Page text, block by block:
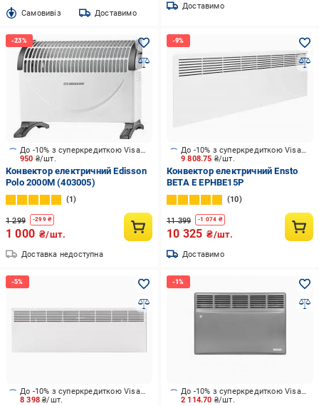
Cамовивіз Доставимо
Доставимо
950 ₴/шт.
До -10% з суперкредиткою Visa Вигода
Конвектор електричний Edisson
Polo 2000M (403005)
1
1 299 -299₴
1 000 ₴/шт.
Доставка недоступна
9 808.75 ₴/шт.
До -10% з суперкредиткою Visa Вигода
Конвектор електричний Ensto
BETA Е EPHBE15P
10
11 399 -1 074 ₴
10 325 ₴/шт.
Доставимо
8 398₴/шт.
До -10% з суперкредиткою Visa Вигода
2 114.70 ₴/шт.
До -10% з суперкредиткою Visa Вигода